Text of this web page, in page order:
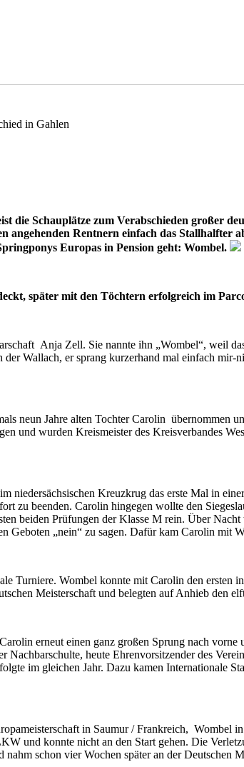
in Gahlen
die Schauplätze zum Verabschieden großer
angehenden Rentnern einfach das Stallhalfter
Europas in Pension geht: Wombel.
später mit den Töchtern erfolgreich im
Anja Zell. Sie nannte ihn „Wombel“, weil
Wallach, er sprang kurzerhand mal einfach
neun Jahre alten Tochter Carolin übernommen
und wurden Kreismeister des Kreisverbandes
niedersächsischen Kreuzkrug das erste Mal in
zu beenden. Carolin hingegen wollte den
beiden Prüfungen der Klasse M rein. Über
Geboten „nein“ zu sagen. Dafür kam Carolin mit
Turniere. Wombel konnte mit Carolin den
Meisterschaft und belegten auf Anhieb den
erneut einen ganz großen Sprung nach
heute Ehrenvorsitzender des
im gleichen Jahr. Dazu kamen Internationale
in Saumur / Frankreich,
und konnte nicht an den Start gehen. Die
schon vier Wochen später an der